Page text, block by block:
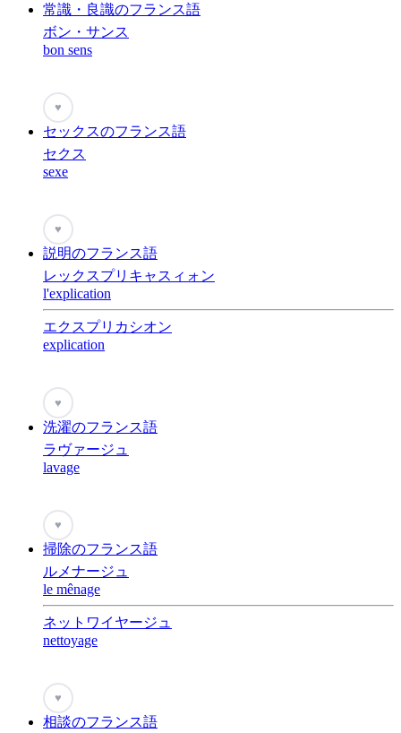
常識・良識のフランス語
ボン・サンス
bon sens
♥
セックスのフランス語
セクス
sexe
♥
説明のフランス語
レックスプリキャスィォン
l'explication
エクスプリカシオン
explication
♥
洗濯のフランス語
ラヴァージュ
lavage
♥
掃除のフランス語
ルメナージュ
le mênage
ネットワイヤージュ
nettoyage
♥
相談のフランス語